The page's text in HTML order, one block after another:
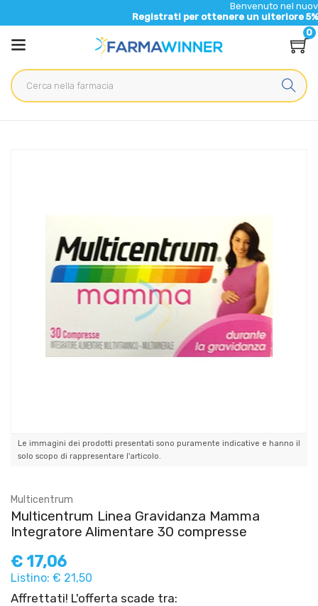
Benvenuto nel nuovo sito di
Registrati per ottenere un ulteriore 5% di
0
Le immagini dei prodotti presentati sono puramente indicative e hanno il
solo scopo di rappresentare l'articolo.
Multicentrum
Multicentrum Linea Gravidanza Mamma
Integratore Alimentare 30 compresse
€ 17,06
Listino: € 21,50
Affrettati! L'offerta scade tra: